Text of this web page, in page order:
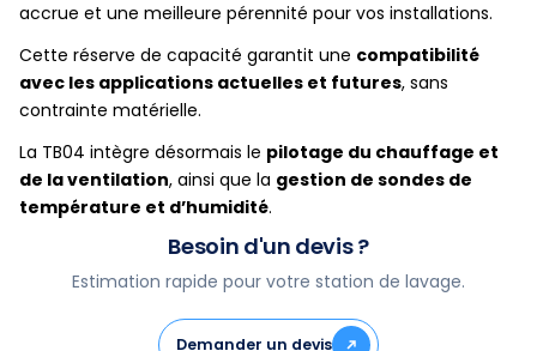
accrue et une meilleure pérennité pour vos installations.
Cette réserve de capacité garantit une compatibilité
avec les applications actuelles et futures, sans
contrainte matérielle.
La TB04 intègre désormais le pilotage du chauffage et
de la ventilation, ainsi que la gestion de sondes de
température et d’humidité.
Besoin d'un devis ?
Estimation rapide pour votre station de lavage.
Demander un devis